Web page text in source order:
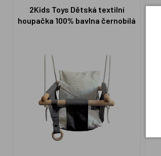
2Kids Toys Dětská textilní
houpačka 100% bavlna černobílá